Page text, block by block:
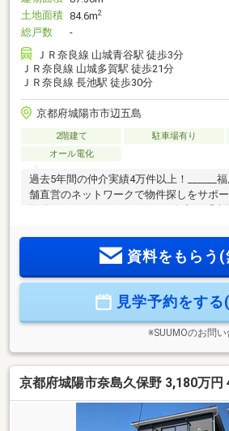
土地面積 84.6m2
総戸数
-
ＪＲ奈良線 山城青谷駅 徒歩3分
ＪＲ奈良線 山城多賀駅 徒歩21分
ＪＲ奈良線 長池駅 徒歩30分
京都府城陽市市辺五島
2階建て 駐車場有り
オール電化
過去5年間の仲介実績4万件以上！______
舗直営のネットワークで物件探しをサポ
徒歩3分と毎日のお買い物にも困りません
ｍございますので、お車を駐車の際も安
資料をもらう(
見学予約をす
※SUUMOのお問
京都府城陽市奈島久保野 3,180万円